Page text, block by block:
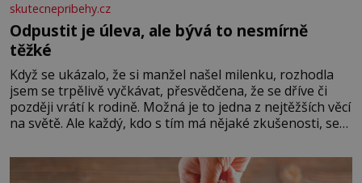
skutecnepribehy.cz
Odpustit je úleva, ale bývá to nesmírně
těžké
Když se ukázalo, že si manžel našel milenku, rozhodla
jsem se trpělivě vyčkávat, přesvědčena, že se dříve či
později vrátí k rodině. Možná je to jedna z nejtěžších věcí
na světě. Ale každý, kdo s tím má nějaké zkušenosti, se
Když se ke mně doneslo, že si manžel pořídil milenku,